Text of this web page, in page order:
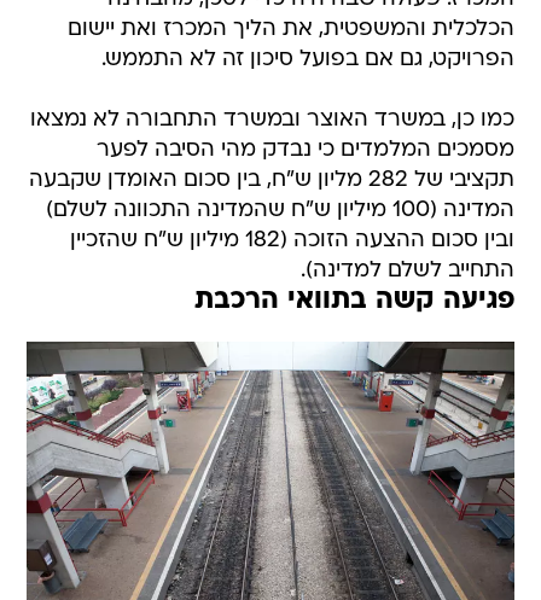
הכלכלית והמשפטית, את הליך המכרז ואת יישום
הפרויקט, גם אם בפועל סיכון זה לא התממש.
כמו כן, במשרד האוצר ובמשרד התחבורה לא נמצאו
מסמכים המלמדים כי נבדק מהי הסיבה לפער
תקציבי של 282 מליון ש"ח, בין סכום האומדן שקבעה
המדינה (100 מיליון ש"ח שהמדינה התכוונה לשלם)
ובין סכום ההצעה הזוכה (182 מיליון ש"ח שהזכיין
התחייב לשלם למדינה).
פגיעה קשה בתוואי הרכבת